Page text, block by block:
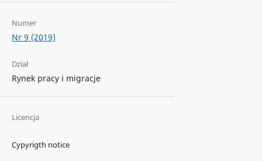
Numer
Nr 9 (2019)
Dział
Rynek pracy i migracje
Licencja
Cypyrigth notice